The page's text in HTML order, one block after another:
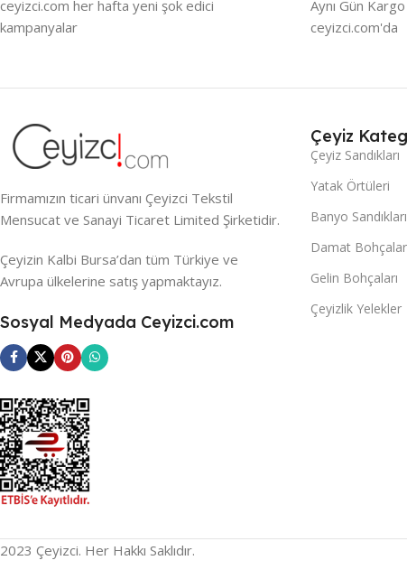
ceyizci.com her hafta yeni şok edici
kampanyalar
Aynı Gün
ceyizci.com'da
Firmamızın ticari ünvanı Çeyizci Tekstil
Mensucat ve Sanayi Ticaret Limited Şirketidir.
Çeyizin Kalbi Bursa’dan tüm Türkiye ve
Avrupa ülkelerine satış yapmaktayız.
Sosyal Medyada Ceyizci.com
Çeyiz
Çeyiz Sandıkları
Yatak Örtüleri
Banyo Sandıkları
Damat
Gelin Bohçaları
Çeyizlik Yelekler
2023 Çeyizci. Her Hakkı Saklıdır.